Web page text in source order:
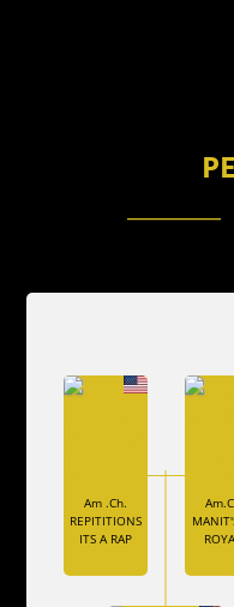
Am .Ch.
REPITITIONS
ITS A RAP